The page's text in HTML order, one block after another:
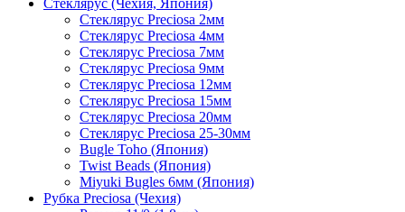
Стеклярус (Чехия, Япония)
Стеклярус Preciosa 2мм
Стеклярус Preciosa 4мм
Стеклярус Preciosa 7мм
Стеклярус Preciosa 9мм
Стеклярус Preciosa 12мм
Стеклярус Preciosa 15мм
Стеклярус Preciosa 20мм
Стеклярус Preciosa 25-30мм
Bugle Toho (Япония)
Twist Beads (Япония)
Miyuki Bugles 6мм (Япония)
Рубка Preciosa (Чехия)